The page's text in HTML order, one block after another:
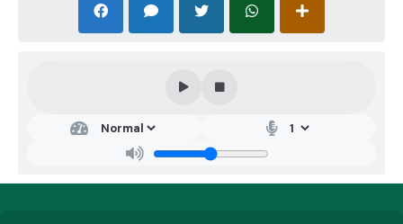
02/07/2026, com encerramento às 08h00 do dia
16/07/2026.
Local da Sessão Pública:Portal de Compras Públicas –
Municipal nº 3.005/2023.
Valor Estimado Total:R$ 183.188,00 (Cento e oitenta e
três mil, cento e oitenta e oito reais).
O Edital completo e seus anexos encontram-se